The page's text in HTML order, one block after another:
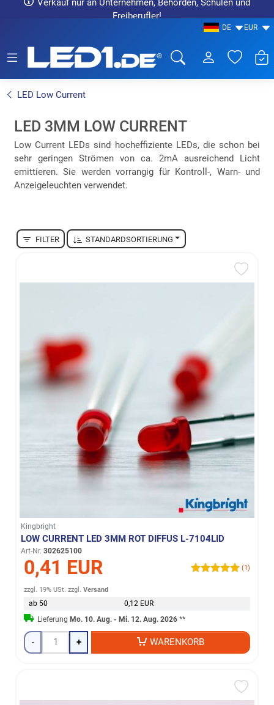
Verkauf nur an Unternehmen, Behörden, Schulen und
Freiberufler!
DE EUR
LED Low Current
LED 3MM LOW CURRENT
Low Current LEDs sind hocheffiziente LEDs, die schon bei
sehr geringen Strömen von ca. 2mA ausreichend Licht
emittieren. Sie werden vorrangig für Kontroll-, Warn- und
Anzeigeleuchten verwendet.
FILTER STANDARDSORTIERUNG
Kingbright
LOW CURRENT LED 3MM ROT DIFFUS L-7104LID
Art-Nr. 302625100
0,41 EUR (1)
zzgl. 19% USt. zzgl.Versand
ab 50
0,12 EUR
LieferungMo. 10. Aug. - Mi. 12. Aug. 2026 **
- + WARENKORB